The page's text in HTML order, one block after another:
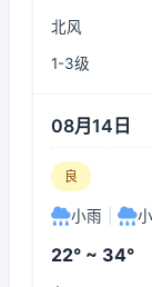
北风
1-3级
08月14日
良
小雨
22° ~ 34°